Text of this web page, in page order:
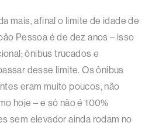
mais, afinal o limite de idade de
Pessoa é de dez anos – isso
ônibus trucados e
desse limite. Os ônibus
eram muito poucos, não
hoje – e só não é 100%
sem elevador ainda rodam no